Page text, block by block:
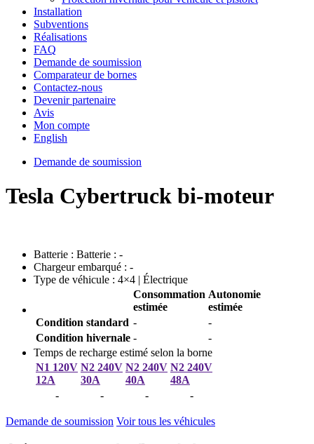
Installation
Subventions
Réalisations
FAQ
Demande de soumission
Comparateur de bornes
Contactez-nous
Devenir partenaire
Avis
Mon compte
English
Demande de soumission
Tesla Cybertruck bi-moteur
Batterie : Batterie : -
Chargeur embarqué : -
Type de véhicule : 4×4 | Électrique
Consommation
estimée
Autonomie
estimée
Condition standard -
-
Condition hivernale -
-
Temps de recharge estimé selon la borne
N1 120V
12A
N2 240V
30A
N2 240V
40A
N2 240V
48A
-
- - -
Demande de soumission Voir tous les véhicules